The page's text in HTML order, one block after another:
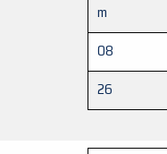
m
08
26